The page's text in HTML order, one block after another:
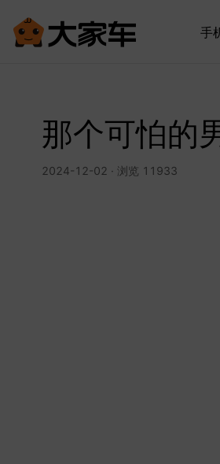
手
那个可怕的
2024-12-02 · 浏览 11933